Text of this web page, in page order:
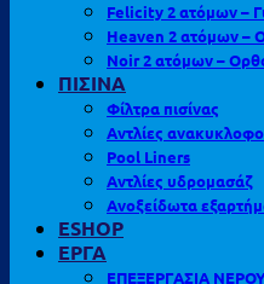
Felicity 2 ατόμων –
Heaven 2 ατόμων –
Noir 2 ατόμων –
ΠΙΣΙΝΑ
Φίλτρα πισίνας
Αντλίες
Pool Liners
Αντλίες υδρομασάζ
Ανοξείδωτα
ESHOP
ΕΡΓΑ
ΕΠΕΞΕΡΓΑΣΙΑ